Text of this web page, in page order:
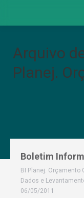
Arquivo
Planej.
Boletim
BI Planej. Orçamento
Dados e
06/05/2011